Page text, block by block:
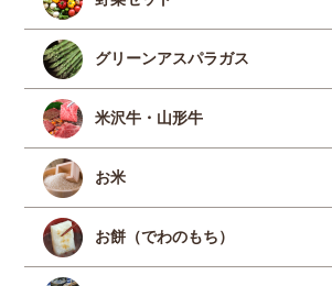
グリーンアスパラガス
米沢牛・山形牛
お米
お餅（でわのもち）